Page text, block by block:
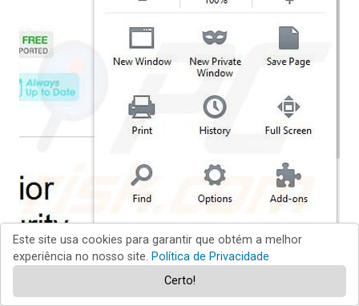
Este site usa cookies para garantir que obtém a melhor
experiência no nosso site. Política de Privacidade
Certo!